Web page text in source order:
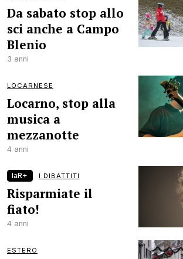
Da sabato stop allo
sci anche a Campo
Blenio
3 anni
LOCARNESE
Locarno, stop alla
musica a
mezzanotte
4 anni
laR+ I DIBATTITI
Risparmiate il
fiato!
4 anni
ESTERO